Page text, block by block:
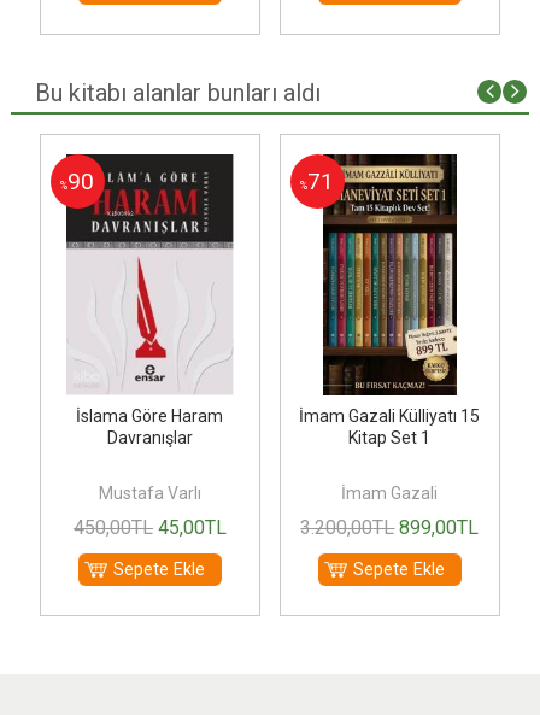
Bu kitabı alanlar bunları aldı
%90
İslama Göre Haram
Davranışlar
Mustafa Varlı
450,00TL 45,00TL
Sepete Ekle
%71
İmam Gazali Külliyatı 15
Kitap Set 1
İmam Gazali
3.200,00TL 899,00TL
Sepete Ekle